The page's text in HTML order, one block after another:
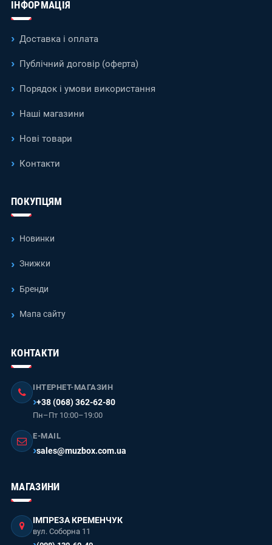
ІНФОРМАЦІЯ
Доставка і оплата
Публічний договір (оферта)
Порядок і умови використання
Наші магазини
Нові товари
Контакти
ПОКУПЦЯМ
Новинки
Знижки
Бренди
Мапа сайту
КОНТАКТИ
ІНТЕРНЕТ-МАГАЗИН
+38 (068) 362-62-80
Пн–Пт 10:00–19:00
E-MAIL
sales@muzbox.com.ua
МАГАЗИНИ
ІМПРЕЗА КРЕМЕНЧУК
вул. Соборна 11